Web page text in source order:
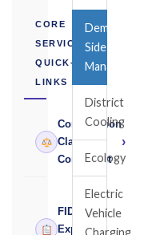
CORE
SERVICES
QUICK-
LINKS
Construction
Claims
Consultant
›
FIDIC
Expert
›
Demand
Side
Management
District
Cooling
Ecology
Electric
Vehicle